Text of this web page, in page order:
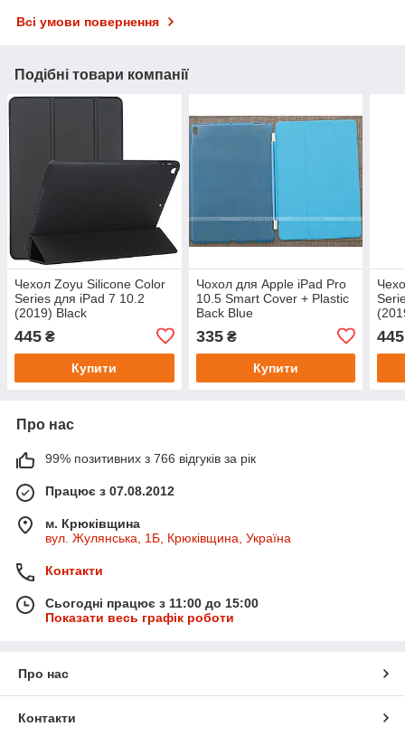
Всі умови повернення
Подібні товари компанії
Чехол Zoyu Silicone Color
Series для iPad 7 10.2
(2019) Black
445 ₴
Купити
Чохол для Apple iPad Pro
10.5 Smart Cover + Plastic
Back Blue
335₴
Купити
445
Про нас
99% позитивних з 766 відгуків за рік
Працює з 07.08.2012
м. Крюківщина
вул. Жулянська, 1Б, Крюківщина, Україна
Контакти
Сьогодні працює з 11:00 до 15:00
Показати весь графік роботи
Про нас
Контакти